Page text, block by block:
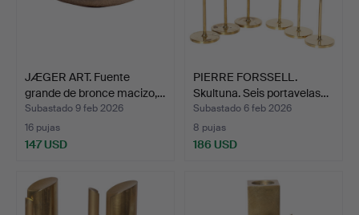
JÆGER ART. Fuente
grande de bronce macizo,…
Subastado 9 feb 2026
16 pujas
147 USD
PIERRE FORSSELL.
Skultuna. Seis portavelas…
Subastado 6 feb 2026
8 pujas
186 USD